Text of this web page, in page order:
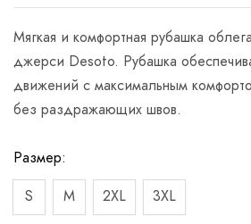
Мягкая и комфортная рубашка
джерси Desoto. Рубашка
движений с максимальным
без раздражающих швов.
Размер
S
M 2XL 3XL